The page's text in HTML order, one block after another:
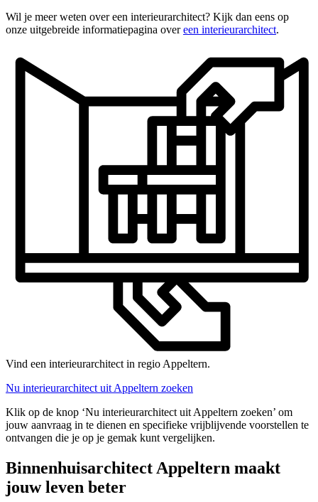
Wil je meer weten over een interieurarchitect? Kijk dan eens op
onze uitgebreide informatiepagina overeen interieurarchitect.
Vind een interieurarchitect in regio Appeltern.
Nu interieurarchitect uit Appeltern zoeken
Klik op de knop ‘Nu interieurarchitect uit Appeltern zoeken’ om
jouw aanvraag in te dienen en specifieke vrijblijvende voorstellen te
ontvangen die je op je gemak kunt vergelijken.
Binnenhuisarchitect Appeltern maakt
jouw leven beter